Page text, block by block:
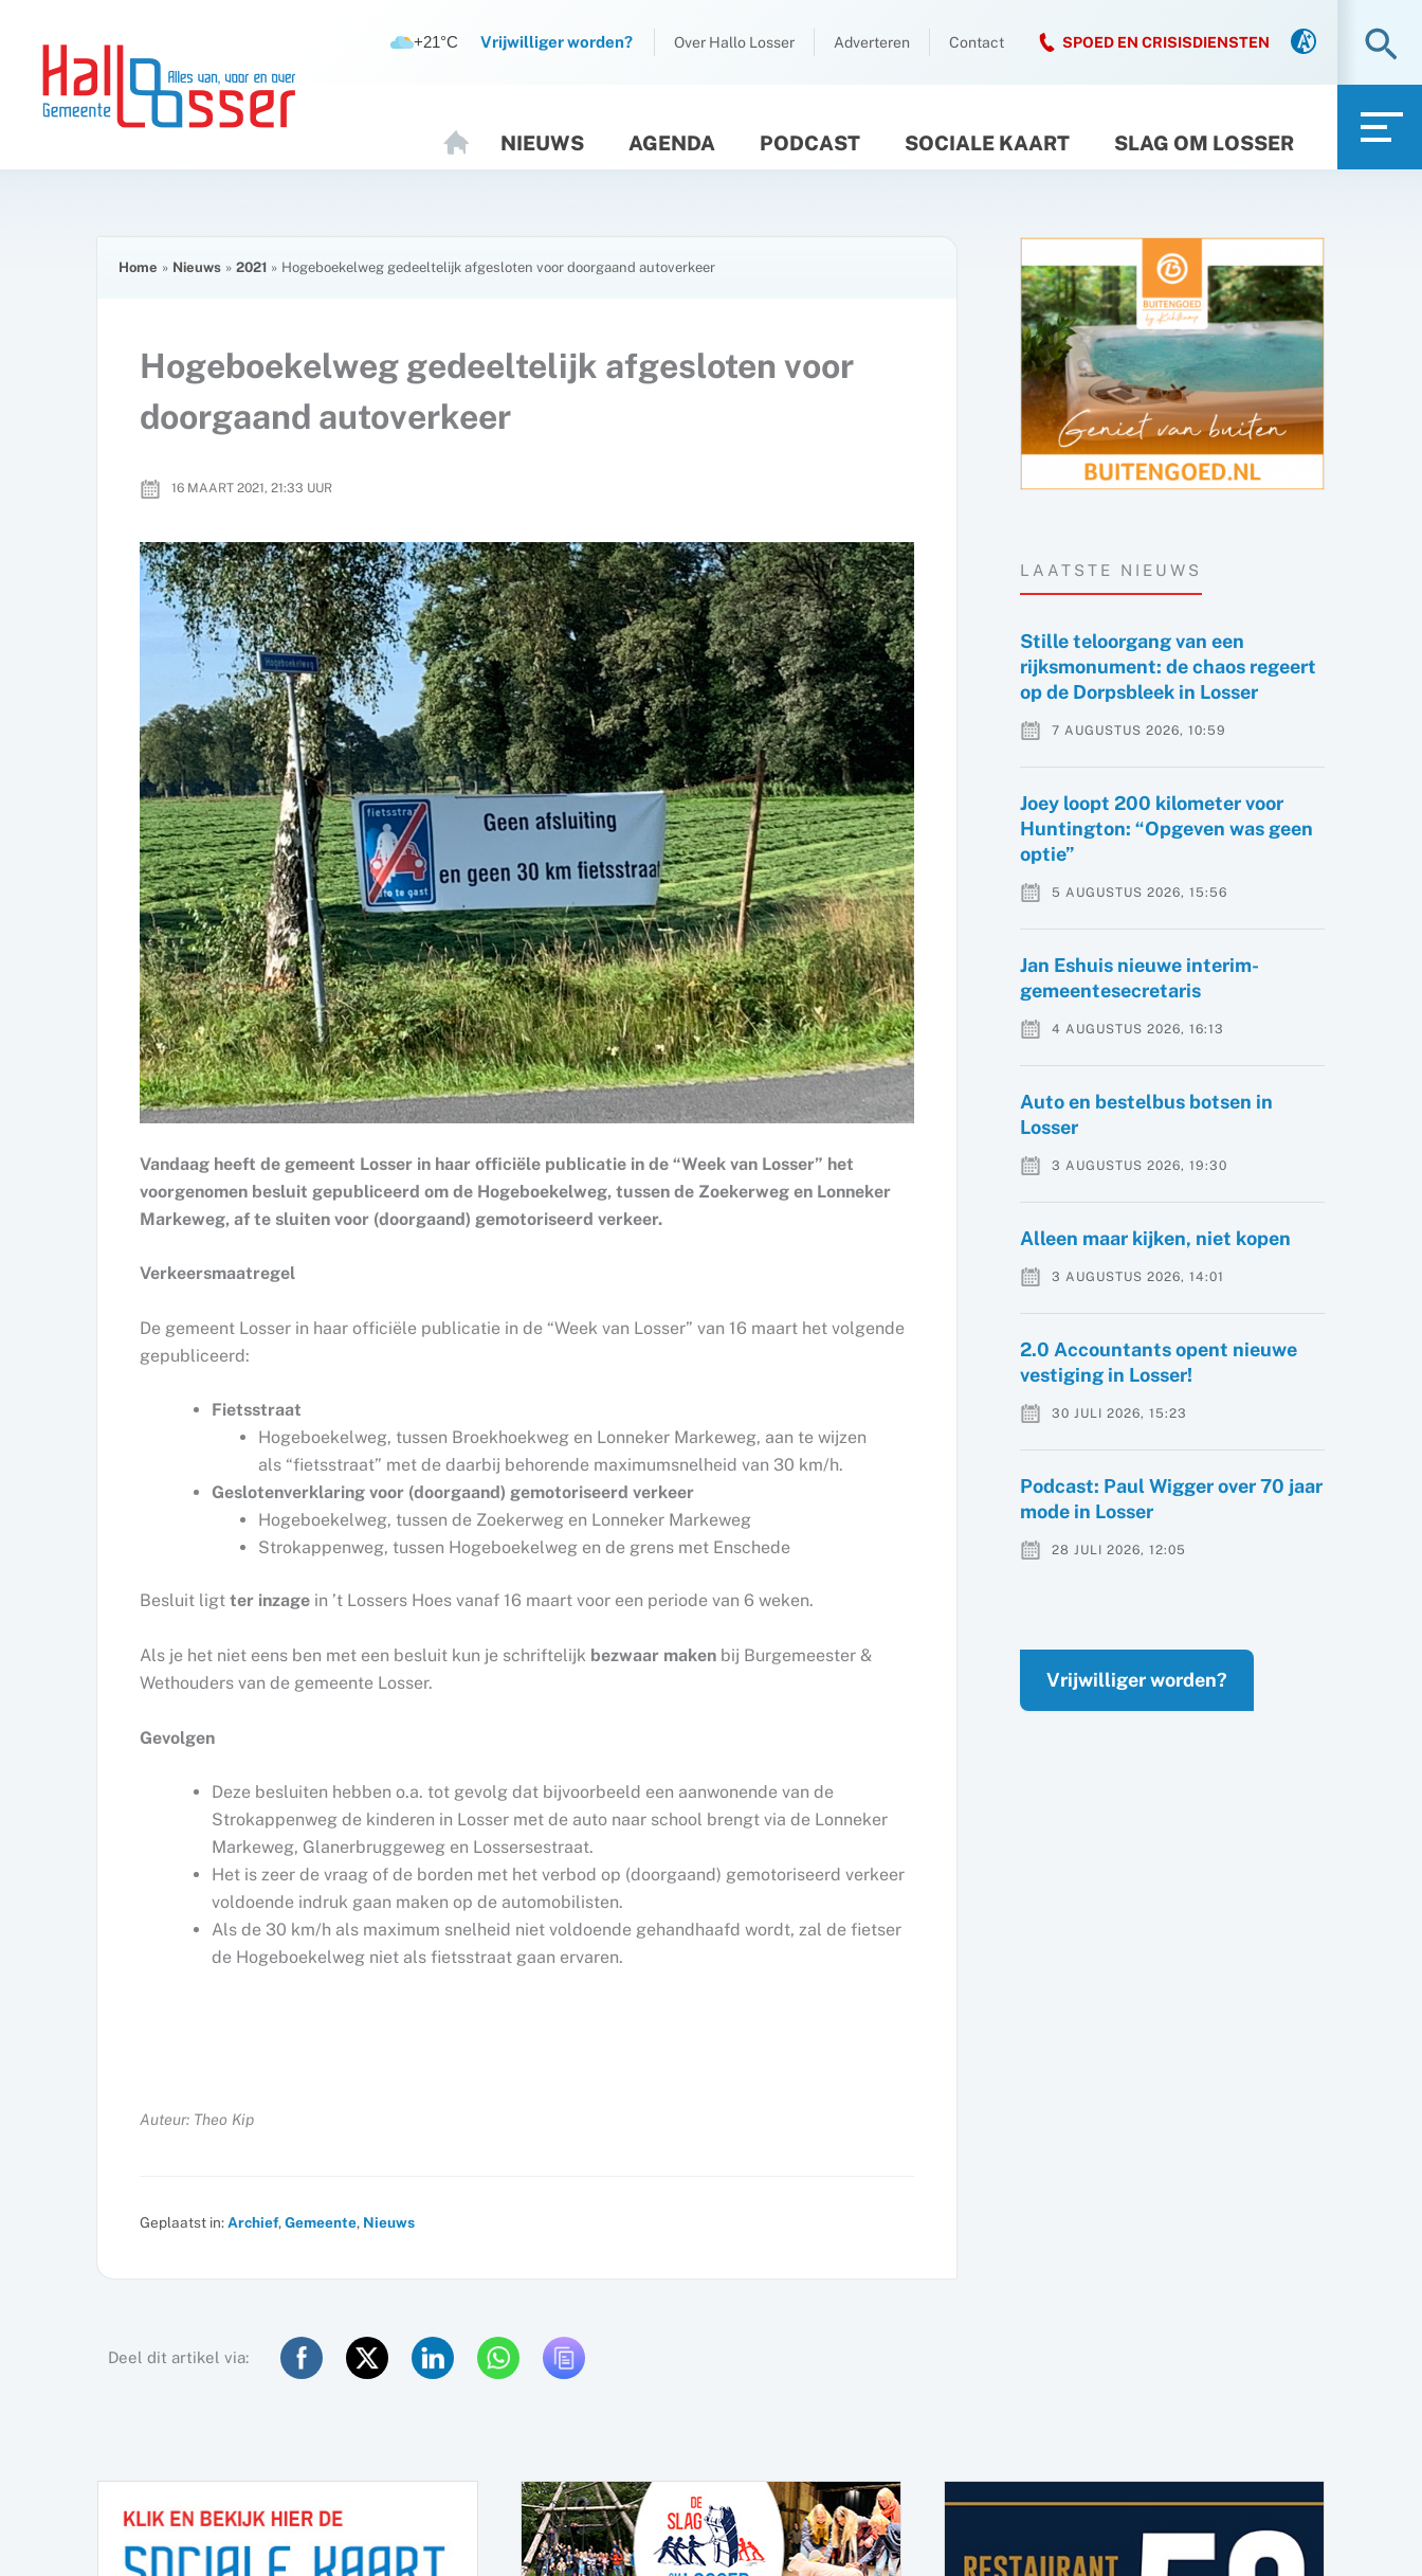
inhoud
inhoud
+21°C Vrijwilliger worden? Over Hallo Losser Adverteren Contact SPOED EN CRISISDIENSTEN
O
M
NIEUWS AGENDA PODCAST SOCIALE KAART SLAG OM LOSSER
Home Nieuws 2021 Hogeboekelweg gedeeltelijk afgesloten voor doorgaand autoverkeer
Hogeboekelweg gedeeltelijk afgesloten voor
doorgaand autoverkeer
16 MAART 2021, 21:33 UUR
Vandaag heeft de gemeent Losser in haar officiële publicatie in de “Week van Losser” het
voorgenomen besluit gepubliceerd om de Hogeboekelweg, tussen de Zoekerweg en Lonneker
Markeweg, af te sluiten voor (doorgaand) gemotoriseerd verkeer.
Verkeersmaatregel
De gemeent Losser in haar officiële publicatie in de “Week van Losser” van 16 maart het volgende
gepubliceerd:
Fietsstraat
Hogeboekelweg, tussen Broekhoekweg en Lonneker Markeweg, aan te wijzen
als “fietsstraat” met de daarbij behorende maximumsnelheid van 30 km/h.
Geslotenverklaring voor (doorgaand) gemotoriseerd verkeer
Hogeboekelweg, tussen de Zoekerweg en Lonneker Markeweg
Strokappenweg, tussen Hogeboekelweg en de grens met Enschede
Besluit ligt ter inzage in ’t Lossers Hoes vanaf 16 maart voor een periode van 6 weken.
Als je het niet eens ben met een besluit kun je schriftelijk bezwaar maken bij Burgemeester &
Wethouders van de gemeente Losser.
Gevolgen
Deze besluiten hebben o.a. tot gevolg dat bijvoorbeeld een aanwonende van de
Strokappenweg de kinderen in Losser met de auto naar school brengt via de Lonneker
Markeweg, Glanerbruggeweg en Lossersestraat.
Het is zeer de vraag of de borden met het verbod op (doorgaand) gemotoriseerd verkeer
voldoende indruk gaan maken op de automobilisten.
Als de 30 km/h als maximum snelheid niet voldoende gehandhaafd wordt, zal de fietser
de Hogeboekelweg niet als fietsstraat gaan ervaren.
Auteur: Theo Kip
Geplaatst in:Archief,Gemeente, Nieuws
Deel dit artikel via:
LAATSTE NIEUWS
Stille teloorgang van een
rijksmonument: de chaos regeert
op de Dorpsbleek in Losser
7 AUGUSTUS 2026, 10:59
Joey loopt 200 kilometer voor
Huntington: “Opgeven was geen
optie”
5 AUGUSTUS 2026, 15:56
Jan Eshuis nieuwe interim-
gemeentesecretaris
4 AUGUSTUS 2026, 16:13
Auto en bestelbus botsen in
Losser
3 AUGUSTUS 2026, 19:30
Alleen maar kijken, niet kopen
3 AUGUSTUS 2026, 14:01
2.0 Accountants opent nieuwe
vestiging in Losser!
30 JULI 2026, 15:23
Podcast: Paul Wigger over 70 jaar
mode in Losser
28 JULI 2026, 12:05
Vrijwilliger worden?